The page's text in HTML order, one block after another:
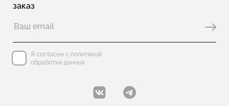
заказ
Я согласен с политикой
обработки данных